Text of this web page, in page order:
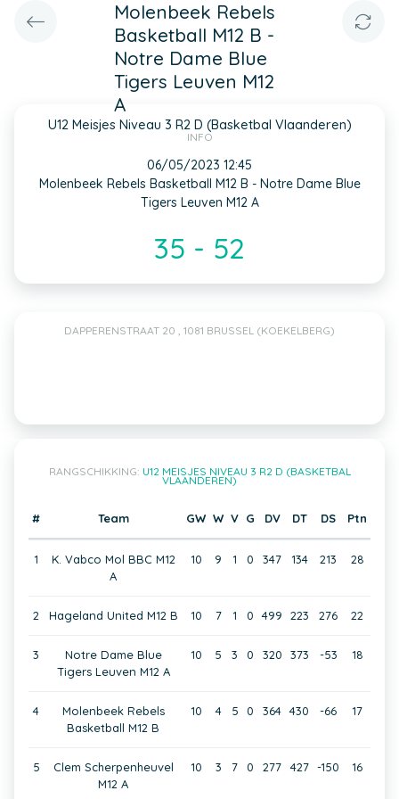
Molenbeek Rebels
Basketball M12 B -
Notre Dame Blue
Tigers Leuven M12
A
U12 Meisjes Niveau 3 R2 D (Basketbal Vlaanderen)
INFO
06/05/2023 12:45
Molenbeek Rebels Basketball M12 B - Notre Dame Blue
Tigers Leuven M12 A
35 - 52
DAPPERENSTRAAT 20 , 1081 BRUSSEL (KOEKELBERG)
RANGSCHIKKING: U12 MEISJES NIVEAU 3 R2 D (BASKETBAL
VLAANDEREN)
# Team GW W V G DV DT DS Ptn
1
K. Vabco Mol BBC M12
A
10 9 1 0 347 134 213 28
2 Hageland United M12 B 10 7 1 0 499 223 276 22
3
Notre Dame Blue
Tigers Leuven M12 A
10 5 3 0 320 373 -53 18
4
Molenbeek Rebels
Basketball M12 B
10 4 5 0 364 430 -66 17
5
Clem Scherpenheuvel
M12 A
10 3 7 0 277 427 -150 16